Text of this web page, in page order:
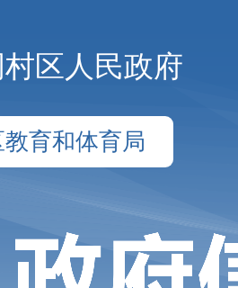
村区人民政府
育和体育局